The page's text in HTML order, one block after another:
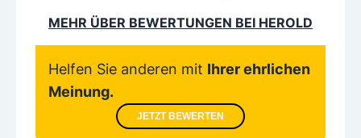
MEHR ÜBER BEWERTUNGEN BEI HEROLD
Helfen Sie anderen mit Ihrer ehrlichen
Meinung.
JETZT BEWERTEN